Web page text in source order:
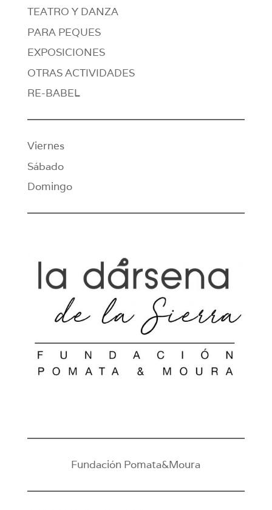
TEATRO Y DANZA
PARA PEQUES
EXPOSICIONES
OTRAS ACTIVIDADES
RE-BABEL
Viernes
Sábado
Domingo
Fundación Pomata&Moura